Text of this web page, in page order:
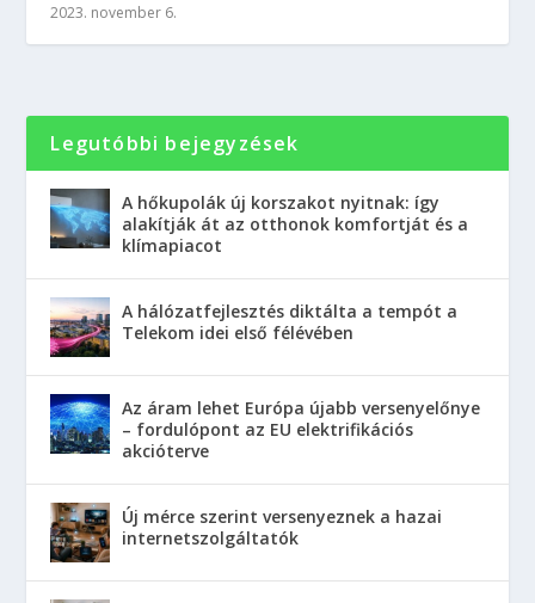
2023. november 6.
Legutóbbi bejegyzések
A hőkupolák új korszakot nyitnak: így
alakítják át az otthonok komfortját és a
klímapiacot
A hálózatfejlesztés diktálta a tempót a
Telekom idei első félévében
Az áram lehet Európa újabb versenyelőnye
– fordulópont az EU elektrifikációs
akcióterve
Új mérce szerint versenyeznek a hazai
internetszolgáltatók